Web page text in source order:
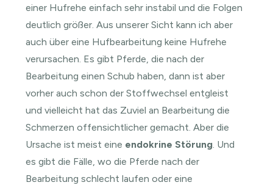
einer Hufrehe einfach sehr instabil und die Folgen
deutlich größer. Aus unserer Sicht kann ich aber
auch über eine Hufbearbeitung keine Hufrehe
verursachen. Es gibt Pferde, die nach der
Bearbeitung einen Schub haben, dann ist aber
vorher auch schon der Stoffwechsel entgleist
und vielleicht hat das Zuviel an Bearbeitung die
Schmerzen offensichtlicher gemacht. Aber die
Ursache ist meist eine endokrine Störung . Und
es gibt die Fälle, wo die Pferde nach der
Bearbeitung schlecht laufen oder eine